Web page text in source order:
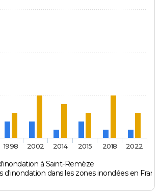
à Saint-Remèze
d'inondation dans les zones inondées en
1998 2002 2014 2015 2018 2022